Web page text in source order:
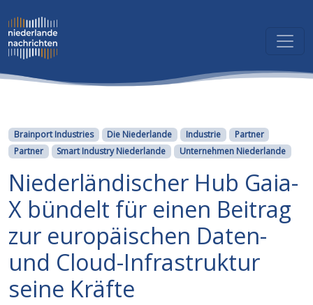
Kategorien
Brainport Industries Die Niederlande Industrie
Partner
Partner
Smart Industry Niederlande Unternehmen Niederlande
Niederländischer Hub Gaia-
X bündelt für einen Beitrag
zur europäischen Daten-
und Cloud-Infrastruktur
seine Kräfte